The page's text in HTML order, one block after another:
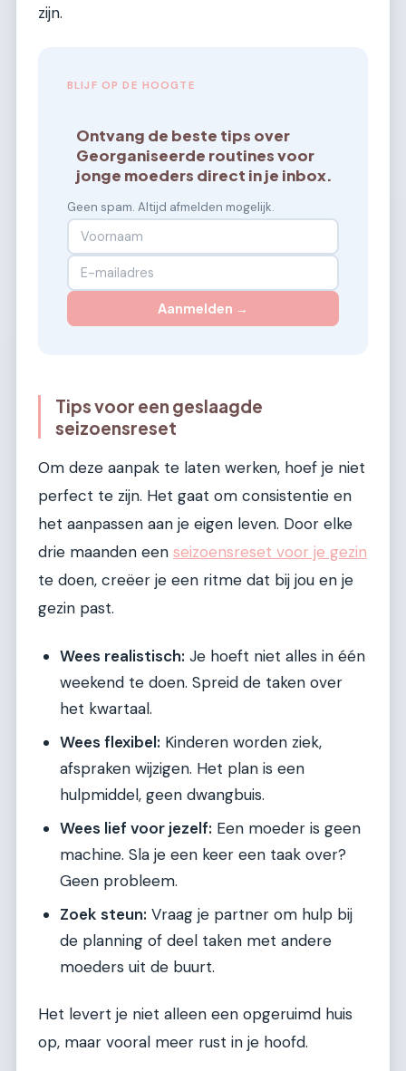
zijn.
BLIJF OP DE HOOGTE
Ontvang de beste tips over
Georganiseerde routines voor
jonge moeders direct in je inbox.
Geen spam. Altijd afmelden mogelijk.
Aanmelden →
Tips voor een geslaagde
seizoensreset
Om deze aanpak te laten werken, hoef je niet
perfect te zijn. Het gaat om consistentie en
het aanpassen aan je eigen leven. Door elke
drie maanden een seizoensreset voor je gezin
te doen, creëer je een ritme dat bij jou en je
gezin past.
Wees realistisch: Je hoeft niet alles in één
weekend te doen. Spreid de taken over
het kwartaal.
Wees flexibel: Kinderen worden ziek,
afspraken wijzigen. Het plan is een
hulpmiddel, geen dwangbuis.
Wees lief voor jezelf: Een moeder is geen
machine. Sla je een keer een taak over?
Geen probleem.
Zoek steun: Vraag je partner om hulp bij
de planning of deel taken met andere
moeders uit de buurt.
Het levert je niet alleen een opgeruimd huis
op, maar vooral meer rust in je hoofd.